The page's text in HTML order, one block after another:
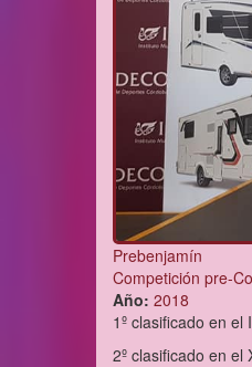
Prebenjamín
Competición pre-
Año: 2018
1º clasificado en
2º clasificado en el